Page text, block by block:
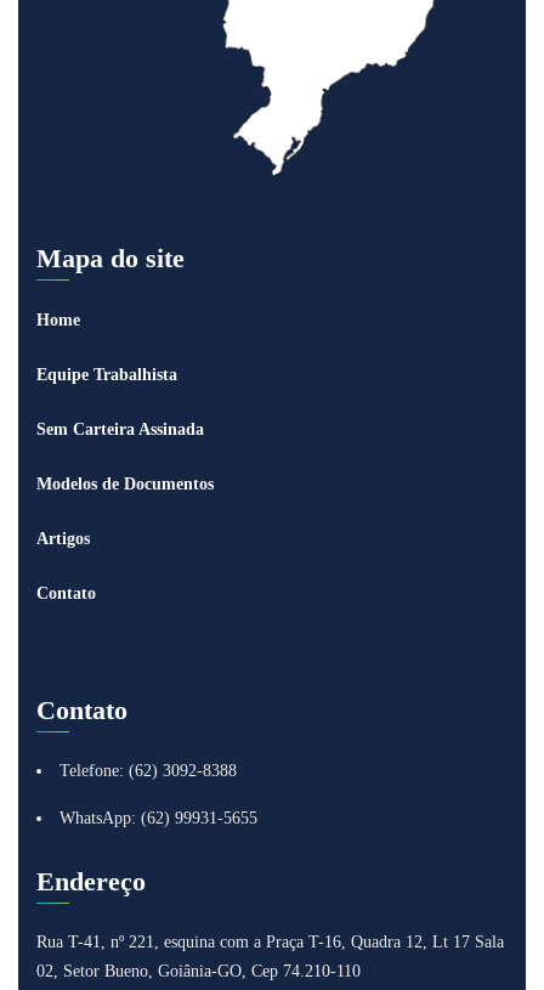
Mapa do site
Home
Equipe Trabalhista
Sem Carteira Assinada
Modelos de Documentos
Artigos
Contato
Contato
Telefone: (62) 3092-8388
WhatsApp: (62) 99931-5655
Endereço
Rua T-41, nº 221, esquina com a Praça T-16, Quadra 12, Lt 17 Sala
02, Setor Bueno, Goiânia-GO, Cep 74.210-110